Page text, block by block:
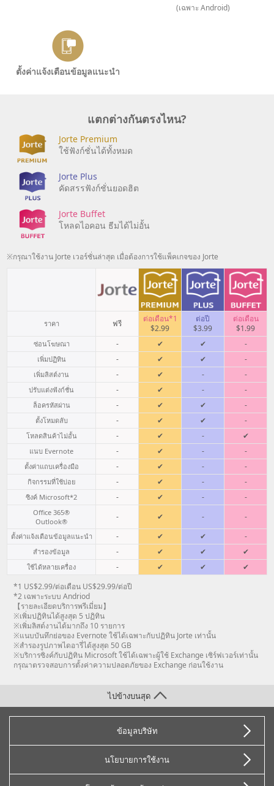
(เฉพาะ Android)
ตั้งค่าแจ้งเตือนข้อมูลแนะนำ
แตกต่างกันตรงไหน?
Jorte Premium
ใช้ฟังก์ชั่นได้ทั้งหมด
Jorte Plus
คัดสรรฟังก์ชั่นยอดฮิต
Jorte Buffet
โหลดไอคอน ธีมได้ไม่อั้น
※กรุณาใช้งาน Jorte เวอร์ชั่นล่าสุด เมื่อต้องการใช้แพ็คเกจของ Jorte
ราคา ฟรี
ต่อเดือน*1
$2.99
ต่อปี
$3.99
ต่อเดือน
$1.99
ซ่อนโฆษณา - ✔ ✔ -
เพิ่มปฏิทิน - ✔ ✔ -
เพิ่มลิสต์งาน - ✔ - -
ปรับแต่งฟังก์ชั่น - ✔ - -
ล็อครหัสผ่าน - ✔ ✔ -
ตั้งโหมดลับ - ✔ ✔ -
โหลดสินค้าไม่อั้น - ✔ - ✔
แนบ Evernote - ✔ - -
ตั้งค่าแถบเครื่องมือ - ✔ - -
กิจกรรมที่ใช้บ่อย - ✔ - -
ซิงค์ Microsoft*2 - ✔ - -
Office 365®
Outlook®
- ✔ - -
ตั้งค่าแจ้งเตือนข้อมูลแนะนำ - ✔ ✔ -
สำรองข้อมูล - ✔ ✔ ✔
ใช้ได้หลายเครื่อง - ✔ ✔
✔
*1 US$2.99/ต่อเดือน US$29.99/ต่อปี
*2 เฉพาะระบบ Andriod
【รายละเอียดบริการพรีเมี่ยม】
※เพิ่มปฏิทินได้สูงสุด 5 ปฏิทิน
※เพิ่มลิสต์งานได้มากถึง 10 รายการ
※แนบบันทึกย่อของ Evernote ใช้ได้เฉพาะกับปฏิทิน Jorte เท่านั้น
※สำรองรูปภาพไดอารี่ได้สูงสุด 50 GB
※บริการซิงค์กับปฏิทิน Microsoft ใช้ได้เฉพาะผู้ใช้ Exchange เซิร์ฟเวอร์เท่านั้น
กรุณาตรวจสอบการตั้งค่าความปลอดภัยของ Exchange ก่อนใช้งาน
ข้อมูลบริษัท
นโยบายการใช้งาน
ไปข้างบนสุด